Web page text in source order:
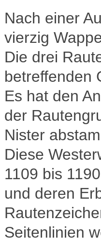
Nach einer
vierzig
Die drei
betreffenden
Es hat den
der
Nister
Diese
1109 bis
und deren
Seitenlinien